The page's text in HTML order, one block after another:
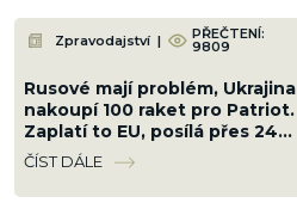
Zpravodajství | PŘEČTENÍ:
9809
Rusové mají problém, Ukrajina
nakoupí 100 raket pro Patriot.
Zaplatí to EU, posílá přes 24
miliard Kč
ČÍST DÁLE